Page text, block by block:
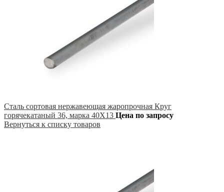
Сталь сортовая нержавеющая жаропрочная Круг
горячекатаный 36, марка 40Х13 Цена по запросу
Вернуться к списку товаров